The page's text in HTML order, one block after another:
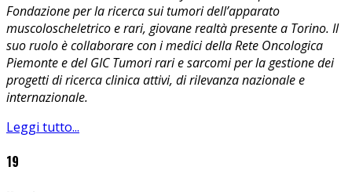
Fondazione per la ricerca sui tumori dell’apparato
muscoloscheletrico e rari, giovane realtà presente a Torino. Il
suo ruolo è collaborare con i medici della Rete Oncologica
Piemonte e del GIC Tumori rari e sarcomi per la gestione dei
progetti di ricerca clinica attivi, di rilevanza nazionale e
internazionale.
Leggi tutto...
19